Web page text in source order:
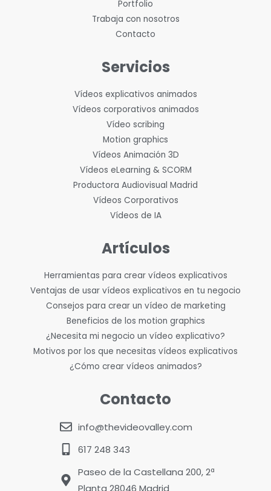
Portfolio
Trabaja con nosotros
Contacto
Servicios
Vídeos explicativos animados
Vídeos corporativos animados
Vídeo scribing
Motion graphics
Vídeos Animación 3D
Vídeos eLearning & SCORM
Productora Audiovisual Madrid
Vídeos Corporativos
Vídeos de IA
Artículos
Herramientas para crear vídeos explicativos
Ventajas de usar vídeos explicativos en tu negocio
Consejos para crear un vídeo de marketing
Beneficios de los motion graphics
¿Necesita mi negocio un vídeo explicativo?
Motivos por los que necesitas vídeos explicativos
¿Cómo crear vídeos animados?
Contacto
info@thevideovalley.com
617 248 343
Paseo de la Castellana 200, 2ª
Planta 28046 Madrid